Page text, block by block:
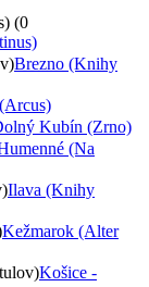
(0
Brezno (Knihy
Kubín (Zrno)
(Na
Ilava (Knihy
Kežmarok (Alter
Košice -